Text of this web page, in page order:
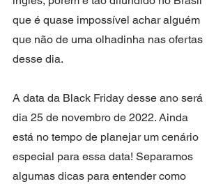
que é quase impossível achar alguém
que não de uma olhadinha nas ofertas
desse dia.
A data da Black Friday desse ano será
dia 25 de novembro de 2022. Ainda
está no tempo de planejar um cenário
especial para essa data! Separamos
algumas dicas para entender como